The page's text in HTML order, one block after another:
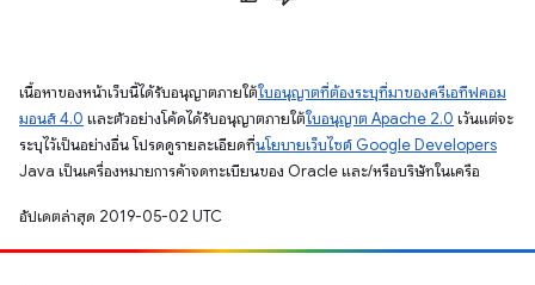
เนื้อหาของหน้าเว็บนี้ได้รับอนุญาตภายใต้ใบอนุญาตที่ต้องระบุที่มาของครีเอทีฟคอม
มอนส์ 4.0 และตัวอย่างโค้ดได้รับอนุญาตภายใต้ใบอนุญาต Apache 2.0 เว้นแต่จะ
ระบุไว้เป็นอย่างอื่น โปรดดูรายละเอียดที่นโยบายเว็บไซต์ Google Developers
Java เป็นเครื่องหมายการค้าจดทะเบียนของ Oracle และ/หรือบริษัทในเครือ
อัปเดตล่าสุด 2019-05-02 UTC